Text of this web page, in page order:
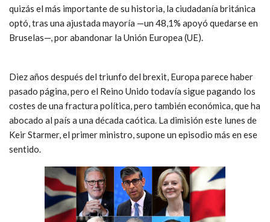
quizás el más importante de su historia, la ciudadanía británica
optó , tras una ajustada mayoría —un 48,1% apoyó quedarse en
Bruselas—, porabandonar la Unión Europea (UE)
Diez años después del triunfo del brexit, Europa parece haber
pasado página, pero el Reino Unido todavía sigue pagando los
costes de una fractura política, pero también económica, que ha
abocado al país a una década caótica. La dimisión este lunes de
Keir Starmer, el primer ministro, supone un episodio más en ese
sentido.